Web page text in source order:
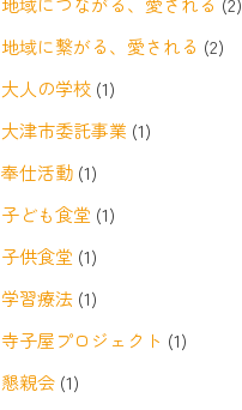
地域に繋がる、愛される (2)
大人の学校 (1)
大津市委託事業 (1)
奉仕活動 (1)
子ども食堂 (1)
子供食堂 (1)
学習療法 (1)
寺子屋プロジェクト (1)
懇親会 (1)